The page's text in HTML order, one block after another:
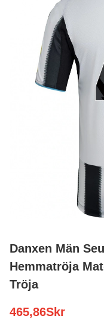
Danxen Män
Hemmatröja
Tröja
465,86Skr